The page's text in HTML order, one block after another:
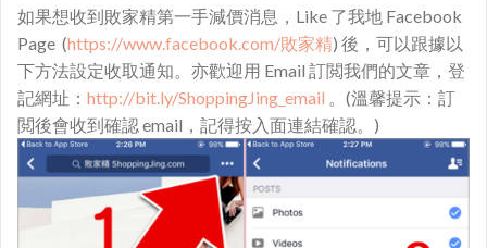
如果想收到敗家精第一手減價消息，Like 了我地 Facebook
Page (https://www.facebook.com/敗家精) 後，可以跟據以
下方法設定收取通知。亦歡迎用 Email 訂閲我們的文章，登
記網址： http://bit.ly/ShoppingJing_email 。(溫馨提示：訂
閲後會收到確認 email，記得按入面連結確認。)